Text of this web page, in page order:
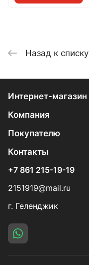
Назад к списку
Интернет-магазин
Компания
Покупателю
Контакты
+7 861 215-19-19
2151919@mail.ru
г. Геленджик